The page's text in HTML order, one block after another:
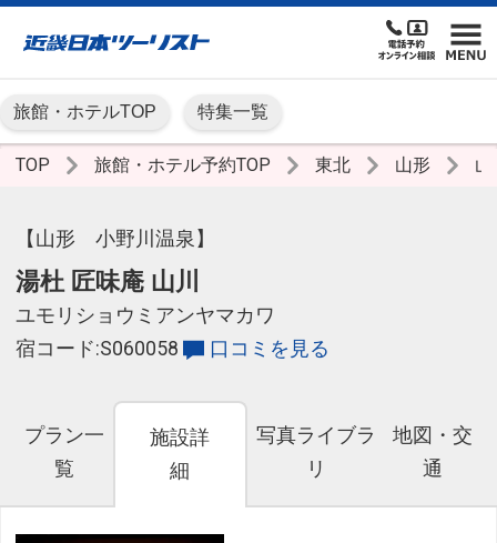
旅館・ホテルTOP 特集一覧
TOP 旅館・ホテル予約TOP 東北 山形
【山形 小野川温泉】
湯杜 匠味庵 山川
ユモリショウミアンヤマカワ
宿コード:S060058
口コミを見る
プラン一
覧
施設詳
細
写真ライブラ
リ
地図・交
通